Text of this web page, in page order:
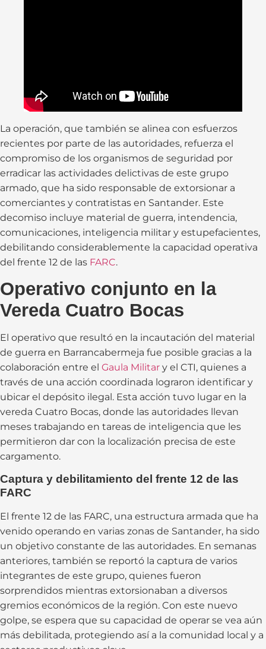
La operación, que también se alinea con esfuerzos
recientes por parte de las autoridades, refuerza el
compromiso de los organismos de seguridad por
erradicar las actividades delictivas de este grupo
armado, que ha sido responsable de extorsionar a
comerciantes y contratistas en Santander. Este
decomiso incluye material de guerra, intendencia,
comunicaciones, inteligencia militar y estupefacientes,
debilitando considerablemente la capacidad operativa
del frente 12 de las FARC.
Operativo conjunto en la
Vereda Cuatro Bocas
El operativo que resultó en la incautación del material
de guerra en Barrancabermeja fue posible gracias a la
colaboración entre el Gaula Militar y el CTI, quienes a
través de una acción coordinada lograron identificar y
ubicar el depósito ilegal. Esta acción tuvo lugar en la
vereda Cuatro Bocas, donde las autoridades llevan
meses trabajando en tareas de inteligencia que les
permitieron dar con la localización precisa de este
cargamento.
Captura y debilitamiento del frente 12 de las
FARC
El frente 12 de las FARC, una estructura armada que ha
venido operando en varias zonas de Santander, ha sido
un objetivo constante de las autoridades. En semanas
anteriores, también se reportó la captura de varios
integrantes de este grupo, quienes fueron
sorprendidos mientras extorsionaban a diversos
gremios económicos de la región. Con este nuevo
golpe, se espera que su capacidad de operar se vea aún
más debilitada, protegiendo así a la comunidad local y a